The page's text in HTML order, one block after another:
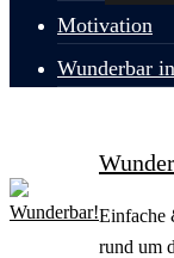
Motivation
Wunderbar
Einfache
rund um